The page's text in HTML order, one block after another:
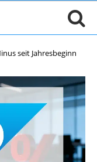
seit Jahresbeginn